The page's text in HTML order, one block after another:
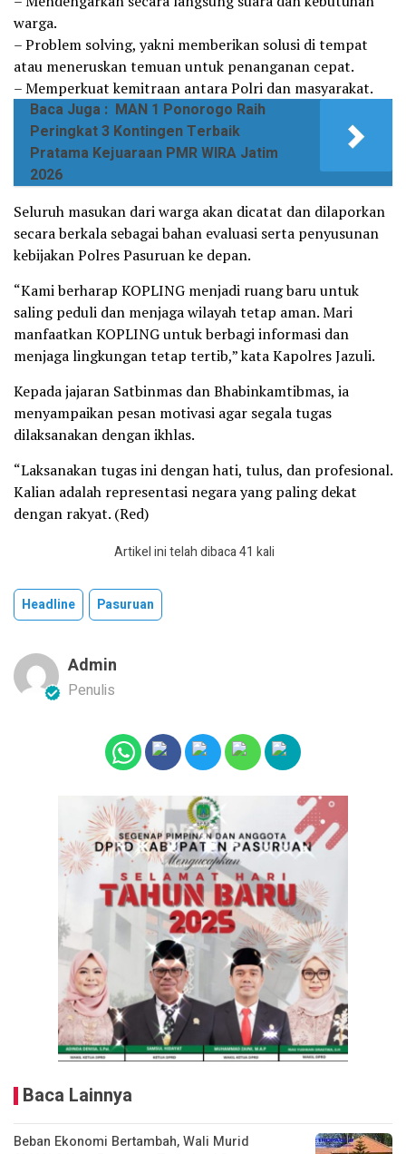
warga.
– Problem solving, yakni memberikan solusi di tempat
atau meneruskan temuan untuk penanganan cepat.
– Memperkuat kemitraan antara Polri dan masyarakat.
Baca Juga : MAN 1 Ponorogo Raih
Peringkat 3 Kontingen Terbaik
Pratama Kejuaraan PMR WIRA Jatim
2026
Seluruh masukan dari warga akan dicatat dan dilaporkan
secara berkala sebagai bahan evaluasi serta penyusunan
kebijakan Polres Pasuruan ke depan.
“Kami berharap KOPLING menjadi ruang baru untuk
saling peduli dan menjaga wilayah tetap aman. Mari
manfaatkan KOPLING untuk berbagi informasi dan
menjaga lingkungan tetap tertib,” kata Kapolres Jazuli.
Kepada jajaran Satbinmas dan Bhabinkamtibmas, ia
menyampaikan pesan motivasi agar segala tugas
dilaksanakan dengan ikhlas.
“Laksanakan tugas ini dengan hati, tulus, dan profesional.
Kalian adalah representasi negara yang paling dekat
dengan rakyat. (Red)
Artikel ini telah dibaca 41 kali
Headline Pasuruan
Admin
Penulis
Baca Lainnya
Beban Ekonomi Bertambah, Wali Murid